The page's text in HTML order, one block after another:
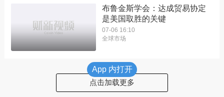
布鲁金斯学会：达成贸易协定
是美国取胜的关键
07-06 16:10
全球市场
点击加载更多
App 内打开